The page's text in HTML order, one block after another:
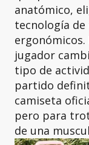
anatómico,
tecnología
jugador
tipo de
partido
camiseta
pero para
de una